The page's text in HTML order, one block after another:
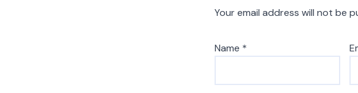
Your email address will not be
Name *